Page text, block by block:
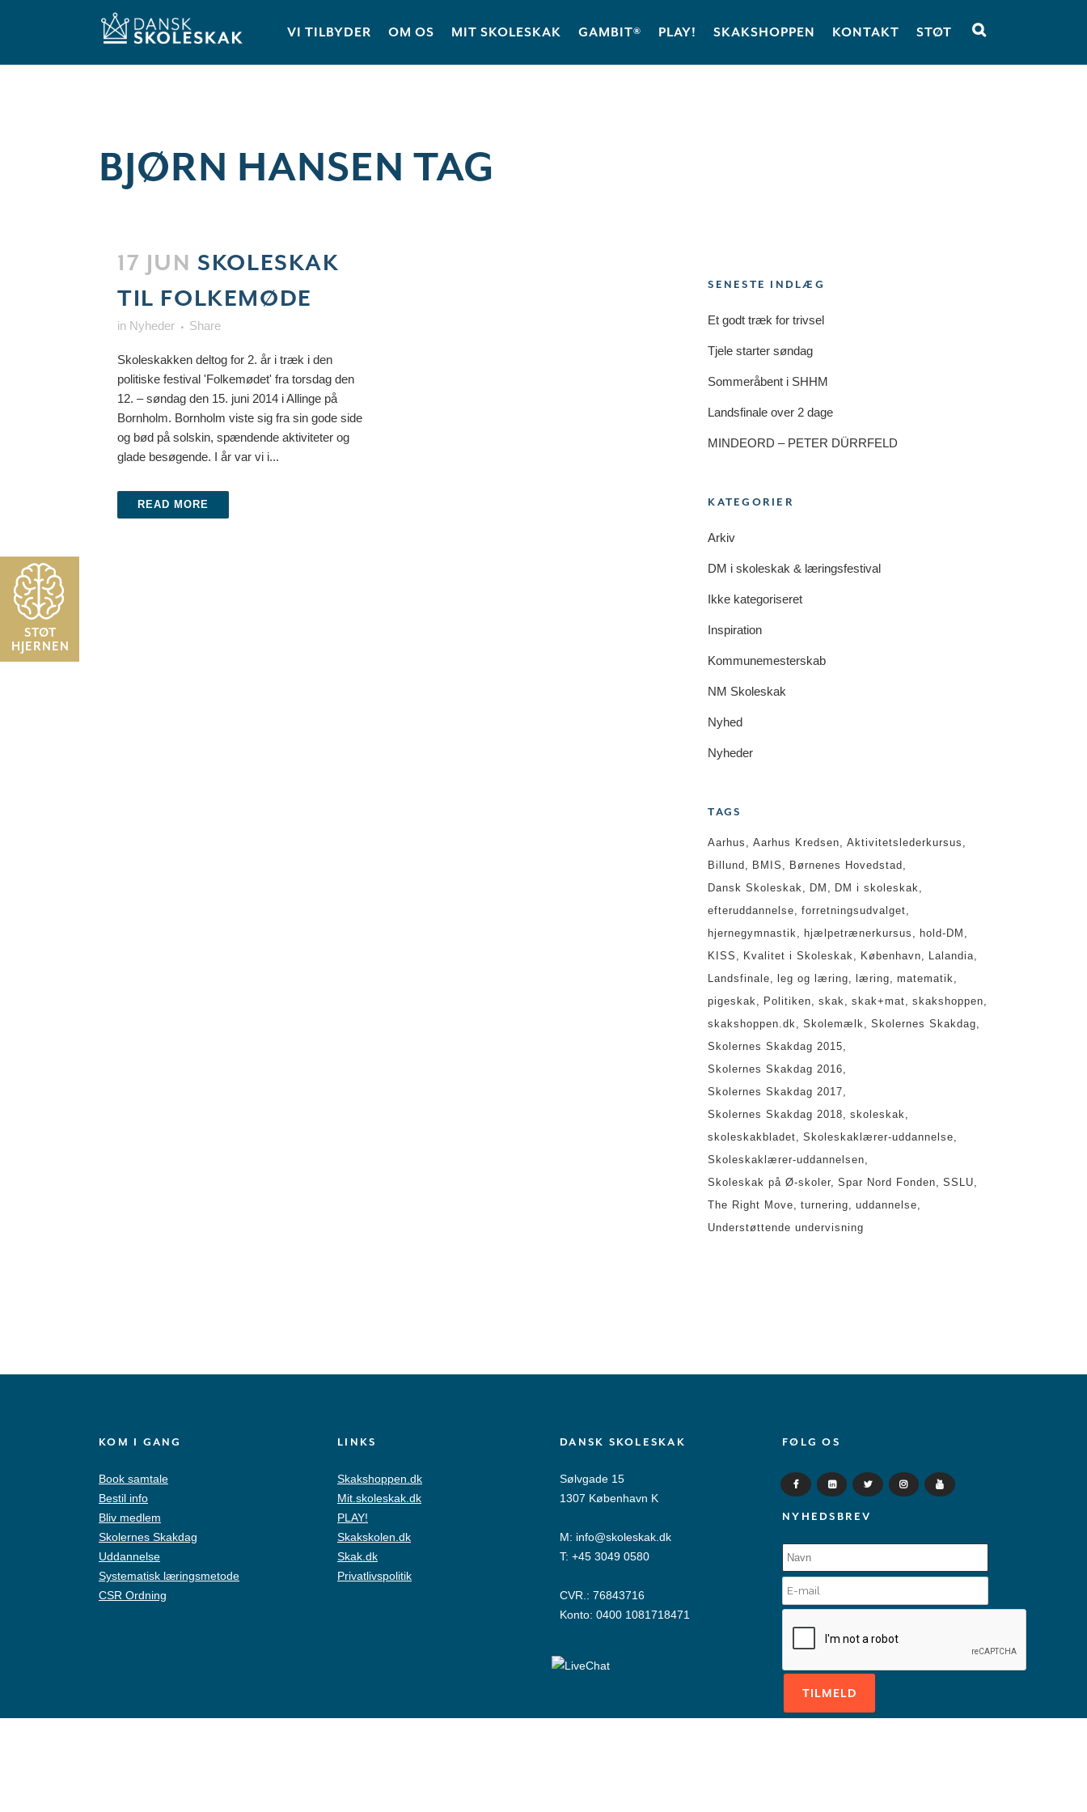
STØT
HJERNEN
VI TILBYDER OM OS MIT SKOLESKAK GAMBIT® PLAY! SKAKSHOPPEN KONTAKT STØT
BJØRN HANSEN TAG
17 JUN SKOLESKAK
TIL FOLKEMØDE
in Nyheder Share
Skoleskakken deltog for 2. år i træk i den
politiske festival 'Folkemødet' fra torsdag den
12. – søndag den 15. juni 2014 i Allinge på
Bornholm. Bornholm viste sig fra sin gode side
og bød på solskin, spændende aktiviteter og
glade besøgende. I år var vi i...
READ MORE
SENESTE INDLÆG
Et godt træk for trivsel
Tjele starter søndag
Sommeråbent i SHHM
Landsfinale over 2 dage
MINDEORD – PETER DÜRRFELD
KATEGORIER
Arkiv
DM i skoleskak & læringsfestival
Ikke kategoriseret
Inspiration
Kommunemesterskab
NM Skoleskak
Nyhed
Nyheder
TAGS
Aarhus Aarhus Kredsen
Aktivitetslederkursus
Billund
BMIS
Børnenes Hovedstad
Dansk Skoleskak
DM
DM i skoleskak
efteruddannelse
forretningsudvalget
hjernegymnastik
hjælpetrænerkursus
hold-DM
KISS
Kvalitet i Skoleskak København
Lalandia
Landsfinale
leg og læring læring
matematik
pigeskak
Politiken skak skak+mat
skakshoppen
skakshoppen.dk
Skolemælk
Skolernes Skakdag
Skolernes Skakdag 2015
Skolernes Skakdag 2016
Skolernes Skakdag 2017
Skolernes Skakdag 2018
skoleskak
skoleskakbladet
Skoleskaklærer-uddannelse
Skoleskaklærer-uddannelsen
Skoleskak på Ø-skoler
Spar Nord Fonden
SSLU
The Right Move
turnering
uddannelse
Understøttende undervisning
KOM I GANG
Book samtale
Bestil info
Bliv medlem
Skolernes Skakdag
Uddannelse
Systematisk læringsmetode
CSR Ordning
LINKS
Skakshoppen.dk
Mit.skoleskak.dk
PLAY!
Skakskolen.dk
Skak.dk
Privatlivspolitik
DANSK SKOLESKAK
Sølvgade 15
1307 København K
M: info@skoleskak.dk
T: +45 3049 0580
CVR.: 76843716
Konto: 0400 1081718471
FØLG OS
NYHEDSBREV